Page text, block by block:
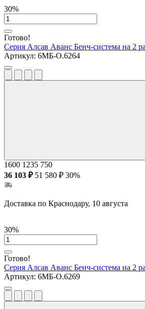
30%
Готово!
Серия Алсав Аванс Бенч-система на 2
Артикул: 6МБ-О.6264
1600 1235 750
36 103 ₽ 51 580 ₽ 30%
Доставка по Краснодару, 10 августа
30%
Готово!
Серия Алсав Аванс Бенч-система на 2
Артикул: 6МБ-О.6269